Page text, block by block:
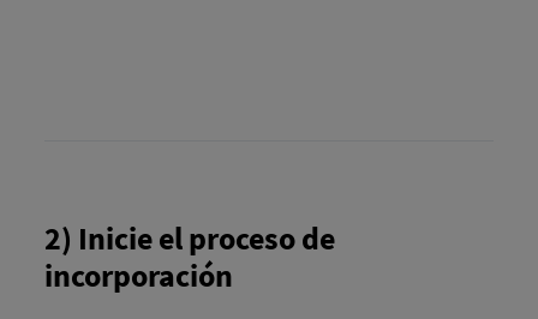
2) Inicie el proceso de
incorporación